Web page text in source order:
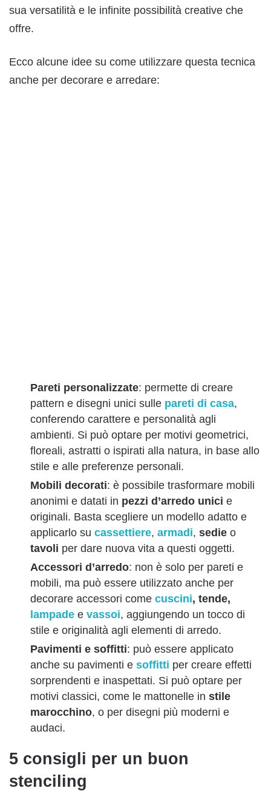
sua versatilità e le infinite possibilità creative che
offre.
Ecco alcune idee su come utilizzare questa tecnica
anche per decorare e arredare:
Pareti personalizzate: permette di creare
pattern e disegni unici sulle pareti di casa,
conferendo carattere e personalità agli
ambienti. Si può optare per motivi geometrici,
floreali, astratti o ispirati alla natura, in base allo
stile e alle preferenze personali.
Mobili decorati: è possibile trasformare mobili
anonimi e datati in pezzi d’arredo unici e
originali. Basta scegliere un modello adatto e
applicarlo su cassettiere, armadi, sedie o
tavoli per dare nuova vita a questi oggetti.
Accessori d’arredo: non è solo per pareti e
mobili, ma può essere utilizzato anche per
decorare accessori come cuscini, tende,
lampade e vassoi, aggiungendo un tocco di
stile e originalità agli elementi di arredo.
Pavimenti e soffitti: può essere applicato
anche su pavimenti e soffitti per creare effetti
sorprendenti e inaspettati. Si può optare per
motivi classici, come le mattonelle in stile
marocchino, o per disegni più moderni e
audaci.
5 consigli per un buon
stenciling